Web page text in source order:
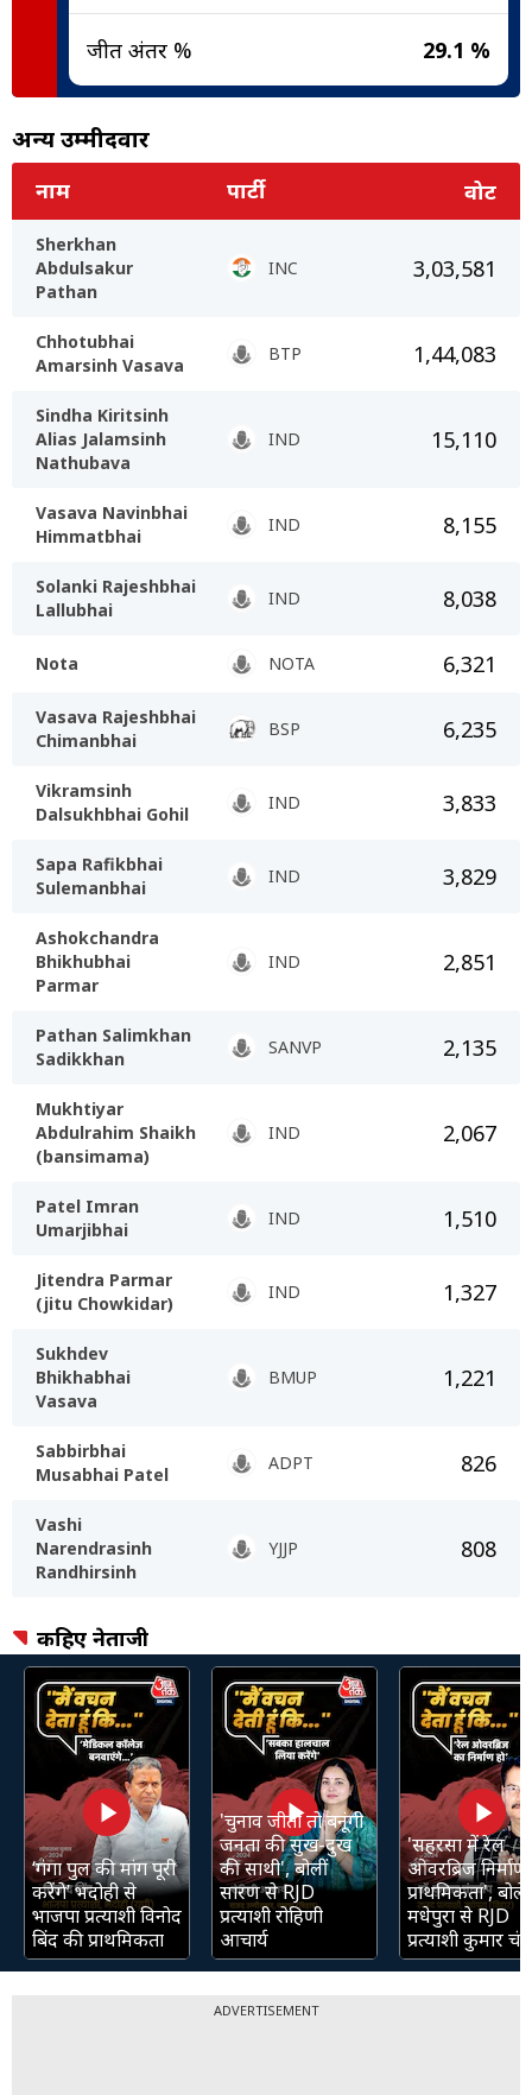
जीत अंतर % 29.1 %
अन्य उम्मीदवार
नाम पार्टी वोट
Sherkhan
Abdulsakur
Pathan
INC 3,03,581
Chhotubhai
Amarsinh Vasava
BTP 1,44,083
Sindha Kiritsinh
Alias Jalamsinh
Nathubava
IND 15,110
Vasava Navinbhai
Himmatbhai
IND 8,155
Solanki Rajeshbhai
Lallubhai
IND 8,038
Nota NOTA 6,321
Vasava Rajeshbhai
Chimanbhai
BSP 6,235
Vikramsinh
Dalsukhbhai Gohil
IND 3,833
Sapa Rafikbhai
Sulemanbhai
IND 3,829
Ashokchandra
Bhikhubhai
Parmar
IND 2,851
Pathan Salimkhan
Sadikkhan
SANVP 2,135
Mukhtiyar
Abdulrahim Shaikh
(bansimama)
IND 2,067
Patel Imran
Umarjibhai
IND 1,510
Jitendra Parmar
(jitu Chowkidar)
IND 1,327
Sukhdev
Bhikhabhai
Vasava
BMUP 1,221
Sabbirbhai
Musabhai Patel
ADPT 826
Vashi
Narendrasinh
Randhirsinh
YJJP 808
कहिए नेताजी
‘गंगा पुल की मांग पूरी
करेंगे’ भदोही से
भाजपा प्रत्याशी विनोद
बिंद की प्राथमिकता
'चुनाव जीती तो बनूंगी
जनता की सुख-दुख
की साथी', बोलीं
सारण से RJD
प्रत्याशी रोहिणी
आचार्य
'सहरसा में रेल
ओवरब्रिज निर्माण
प्राथमिकता', बोले
मधेपुरा से RJD
प्रत्याशी कुमार
ADVERTISEMENT